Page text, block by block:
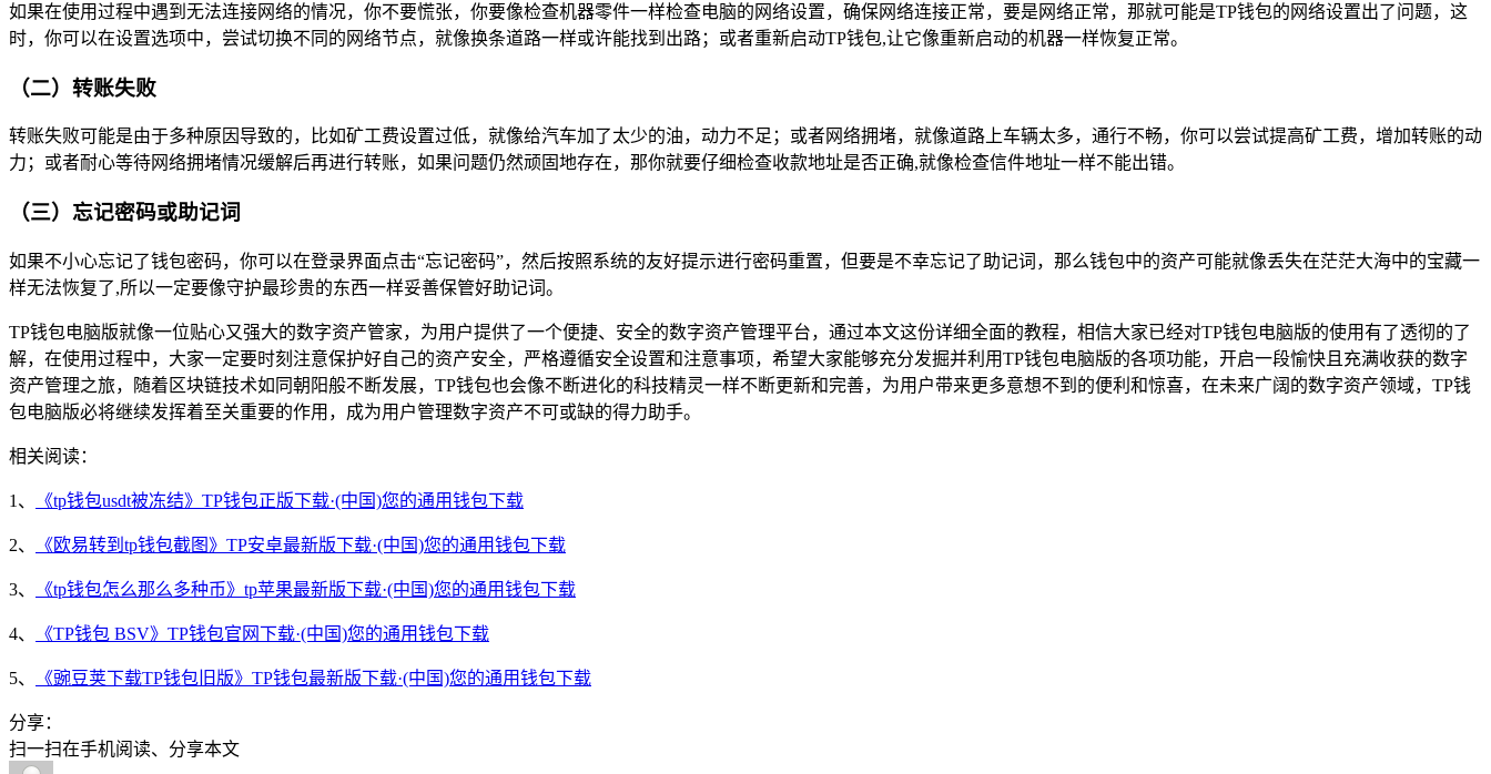
如果在使用过程中遇到无法连接网络的情况，你不要慌张，你要像检查机器零件一样检查电脑的网络设置，确保网络连接正常，要是网络正常，那就可能是TP钱包的网络设置出了问题，这
时，你可以在设置选项中，尝试切换不同的网络节点，就像换条道路一样或许能找到出路；或者重新启动TP钱包,让它像重新启动的机器一样恢复正常。
（二）转账失败
转账失败可能是由于多种原因导致的，比如矿工费设置过低，就像给汽车加了太少的油，动力不足；或者网络拥堵，就像道路上车辆太多，通行不畅，你可以尝试提高矿工费，增加转账的动
力；或者耐心等待网络拥堵情况缓解后再进行转账，如果问题仍然顽固地存在，那你就要仔细检查收款地址是否正确,就像检查信件地址一样不能出错。
（三）忘记密码或助记词
如果不小心忘记了钱包密码，你可以在登录界面点击“忘记密码”，然后按照系统的友好提示进行密码重置，但要是不幸忘记了助记词，那么钱包中的资产可能就像丢失在茫茫大海中的宝藏一
样无法恢复了,所以一定要像守护最珍贵的东西一样妥善保管好助记词。
TP钱包电脑版就像一位贴心又强大的数字资产管家，为用户提供了一个便捷、安全的数字资产管理平台，通过本文这份详细全面的教程，相信大家已经对TP钱包电脑版的使用有了透彻的了
解，在使用过程中，大家一定要时刻注意保护好自己的资产安全，严格遵循安全设置和注意事项，希望大家能够充分发掘并利用TP钱包电脑版的各项功能，开启一段愉快且充满收获的数字
资产管理之旅，随着区块链技术如同朝阳般不断发展，TP钱包也会像不断进化的科技精灵一样不断更新和完善，为用户带来更多意想不到的便利和惊喜，在未来广阔的数字资产领域，TP钱
包电脑版必将继续发挥着至关重要的作用，成为用户管理数字资产不可或缺的得力助手。
相关阅读：
1、 《tp钱包usdt被冻结》TP钱包正版下载·(中国)您的通用钱包下载
2、 《欧易转到tp钱包截图》TP安卓最新版下载·(中国)您的通用钱包下载
3、 《tp钱包怎么那么多种币》tp苹果最新版下载·(中国)您的通用钱包下载
4、 《TP钱包 BSV》TP钱包官网下载·(中国)您的通用钱包下载
5、 《豌豆荚下载TP钱包旧版》TP钱包最新版下载·(中国)您的通用钱包下载
分享：
扫一扫在手机阅读、分享本文